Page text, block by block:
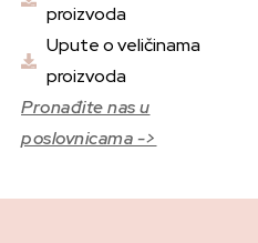
proizvoda
Upute o veličinama
proizvoda
Pronađite nas u
poslovnicama ->